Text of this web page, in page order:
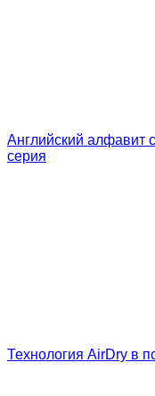
Английский
серия
Технология AirDry в